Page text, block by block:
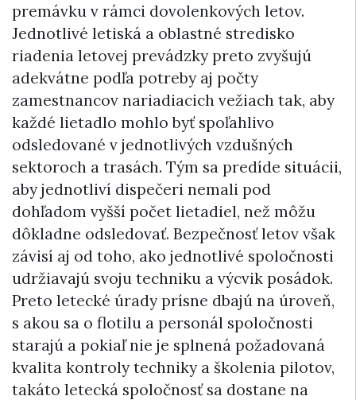
premávku v rámci dovolenkových letov.
Jednotlivé letiská a oblastné stredisko
riadenia letovej prevádzky preto zvyšujú
adekvátne podľa potreby aj počty
zamestnancov nariadiacich vežiach tak, aby
každé lietadlo mohlo byť spoľahlivo
odsledované v jednotlivých vzdušných
sektoroch a trasách. Tým sa predíde situácii,
aby jednotliví dispečeri nemali pod
dohľadom vyšší počet lietadiel, než môžu
dôkladne odsledovať. Bezpečnosť letov však
závisí aj od toho, ako jednotlivé spoločnosti
udržiavajú svoju techniku a výcvik posádok.
Preto letecké úrady prísne dbajú na úroveň,
s akou sa o flotilu a personál spoločnosti
starajú a pokiaľ nie je splnená požadovaná
kvalita kontroly techniky a školenia pilotov,
takáto letecká spoločnosť sa dostane na